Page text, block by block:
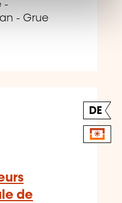
-
- Grue
DE
de